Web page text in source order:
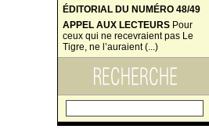
ÉDITORIAL DU NUMÉRO 48/49
APPEL AUX LECTEURS Pour
ceux qui ne recevraient pas Le
Tigre, ne l’auraient (...)